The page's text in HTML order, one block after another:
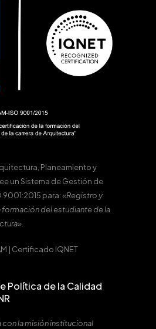
Planeamiento y
un Sistema de Gestión de
9001:2015 para:«Registro y
del estudiante de la
| Certificado IQNET
Política de la Calidad
la misión institucional